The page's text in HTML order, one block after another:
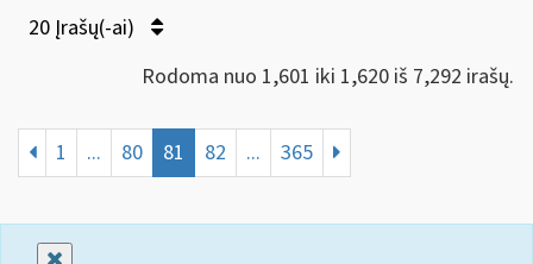
20 Įrašų(-ai)
Rodoma nuo 1,601 iki 1,620 iš 7,292 irašų.
1 ... 80 81 82 ... 365